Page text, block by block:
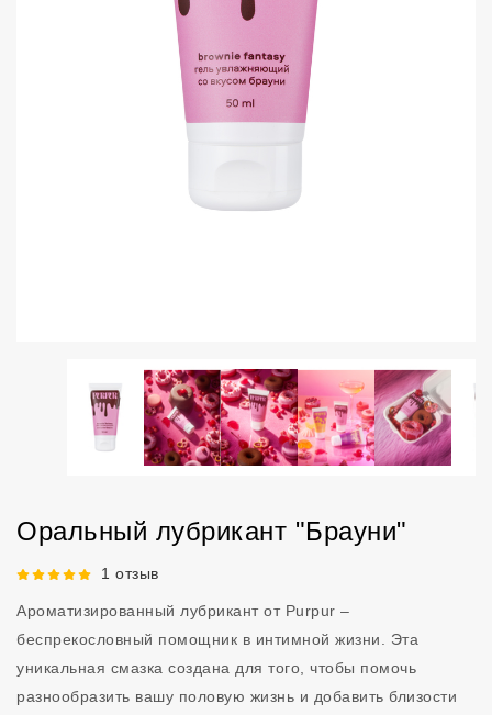
Оральный лубрикант "Брауни"
Рейтинг 5 из 5.1 отзыв
Ароматизированный лубрикант от Purpur –
беспрекословный помощник в интимной жизни. Эта
уникальная смазка создана для того, чтобы помочь
разнообразить вашу половую жизнь и добавить близости